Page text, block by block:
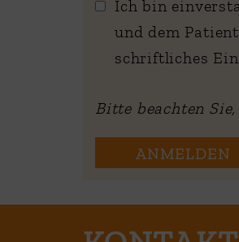
Ich bin
und dem
Bitte beachten